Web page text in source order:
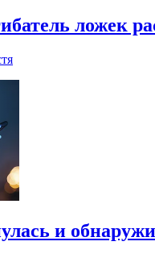
ложек
и